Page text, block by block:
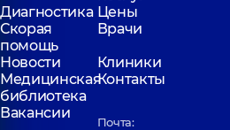
Святошинская, 3-Б, г.
Киев
Диагностика Цены
Скорая
помощь
Врачи
Новости
Клиники
Медицинская
библиотека
Контакты
Вакансии
Почта: